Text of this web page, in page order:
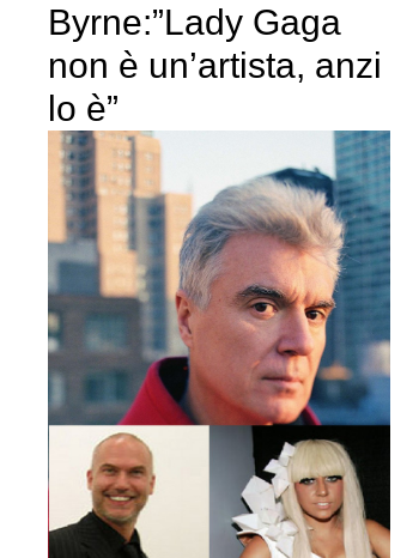
Byrne:”Lady Gaga
non è un’artista, anzi
lo è”